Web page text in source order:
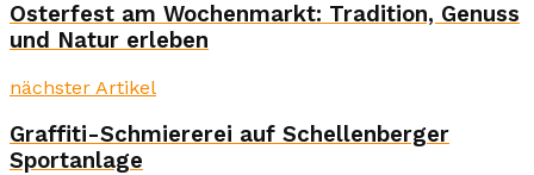
Osterfest am Wochenmarkt: Tradition, Genuss
und Natur erleben
nächster Artikel
Graffiti-Schmiererei auf Schellenberger
Sportanlage